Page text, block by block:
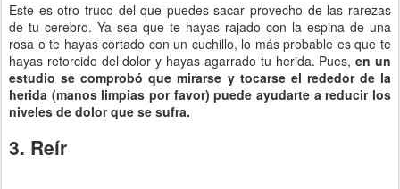
Este es otro truco del que puedes sacar provecho de las rarezas
de tu cerebro. Ya sea que te hayas rajado con la espina de una
rosa o te hayas cortado con un cuchillo, lo más probable es que te
hayas retorcido del dolor y hayas agarrado tu herida. Pues, en un
estudio se comprobó que mirarse y tocarse el rededor de la
herida (manos limpias por favor) puede ayudarte a reducir los
niveles de dolor que se sufra.
3. Reír